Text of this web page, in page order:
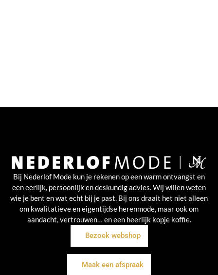
Bij Nederlof Mode kun je rekenen op een warm ontvangst en
een eerlijk, persoonlijk en deskundig advies. Wij willen weten
wie je bent en wat echt bij je past. Bij ons draait het niet alleen
om kwalitatieve en eigentijdse herenmode, maar ook om
aandacht, vertrouwen… en een heerlijk kopje koffie.
Bezoek webshop
Maak een afspraak